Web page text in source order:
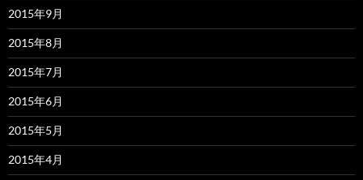
2015年9月
2015年8月
2015年7月
2015年6月
2015年5月
2015年4月